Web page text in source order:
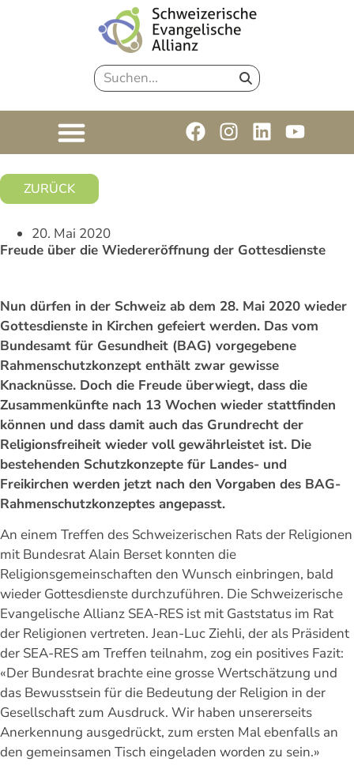
ZURÜCK
20. Mai 2020
Freude über die Wiedereröffnung der Gottesdienste
Nun dürfen in der Schweiz ab dem 28. Mai 2020 wieder
Gottesdienste in Kirchen gefeiert werden. Das vom
Bundesamt für Gesundheit (BAG) vorgegebene
Rahmenschutzkonzept enthält zwar gewisse
Knacknüsse. Doch die Freude überwiegt, dass die
Zusammenkünfte nach 13 Wochen wieder stattfinden
können und dass damit auch das Grundrecht der
Religionsfreiheit wieder voll gewährleistet ist. Die
bestehenden Schutzkonzepte für Landes- und
Freikirchen werden jetzt nach den Vorgaben des BAG-
Rahmenschutzkonzeptes angepasst.
An einem Treffen des Schweizerischen Rats der Religionen
mit Bundesrat Alain Berset konnten die
Religionsgemeinschaften den Wunsch einbringen, bald
wieder Gottesdienste durchzuführen. Die Schweizerische
Evangelische Allianz SEA-RES ist mit Gaststatus im Rat
der Religionen vertreten. Jean-Luc Ziehli, der als Präsident
der SEA-RES am Treffen teilnahm, zog ein positives Fazit:
«Der Bundesrat brachte eine grosse Wertschätzung und
das Bewusstsein für die Bedeutung der Religion in der
Gesellschaft zum Ausdruck. Wir haben unsererseits
Anerkennung ausgedrückt, zum ersten Mal ebenfalls an
den gemeinsamen Tisch eingeladen worden zu sein.»